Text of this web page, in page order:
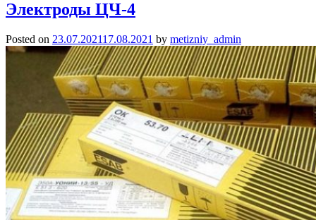
Электроды ЦЧ-4
Posted on 23.07.202117.08.2021 by metizniy_admin